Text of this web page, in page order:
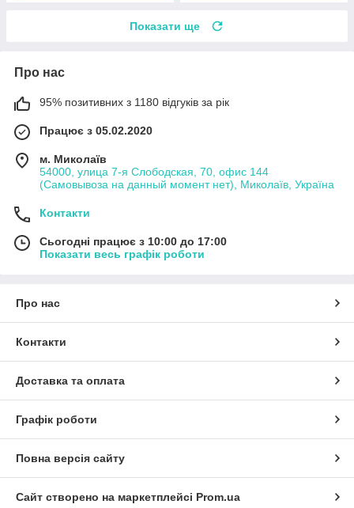
Показати ще
Про нас
95% позитивних з 1180 відгуків за рік
Працює з 05.02.2020
м. Миколаїв
54000, улица 7-я Слободская, 70, офис 144
(Самовывоза на данный момент нет), Миколаїв, Україна
Контакти
Сьогодні працює з 10:00 до 17:00
Показати весь графік роботи
Про нас
Контакти
Доставка та оплата
Графік роботи
Повна версія сайту
Сайт створено на маркетплейсі Prom.ua